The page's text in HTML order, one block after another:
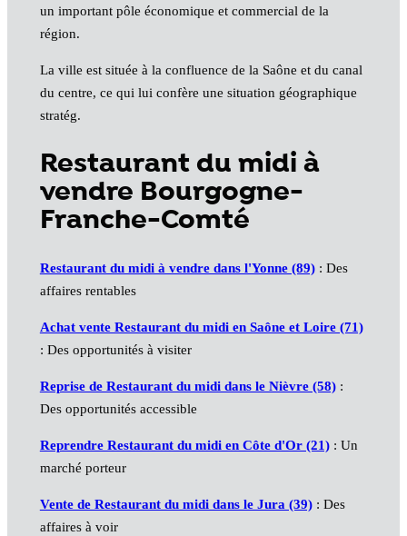
un important pôle économique et commercial de la
région.
La ville est située à la confluence de la Saône et du canal
du centre, ce qui lui confère une situation géographique
stratég.
Restaurant du midi à
vendre Bourgogne-
Franche-Comté
Restaurant du midi à vendre dans l'Yonne (89): Des
affaires rentables
Achat vente Restaurant du midi en Saône et Loire (71)
: Des opportunités à visiter
Reprise de Restaurant du midi dans le Nièvre (58):
Des opportunités accessible
Reprendre Restaurant du midi en Côte d'Or (21): Un
marché porteur
Vente de Restaurant du midi dans le Jura (39): Des
affaires à voir